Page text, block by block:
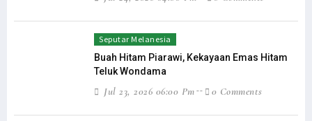
Seputar Melanesia
Buah Hitam Piarawi, Kekayaan Emas Hitam
Teluk Wondama
Jul 23, 2026 06:00 Pm 0 Comments